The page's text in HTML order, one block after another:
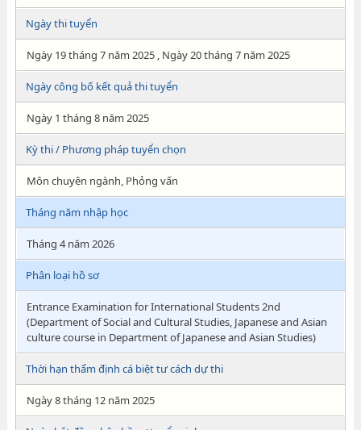
Ngày thi tuyển
Ngày 19 tháng 7 năm 2025 , Ngày 20 tháng 7 năm 2025
Ngày công bố kết quả thi tuyển
Ngày 1 tháng 8 năm 2025
Kỳ thi / Phương pháp tuyển chọn
Môn chuyên ngành, Phỏng vấn
Tháng năm nhập học
Tháng 4 năm 2026
Phân loại hồ sơ
Entrance Examination for International Students 2nd
(Department of Social and Cultural Studies, Japanese and Asian
culture course in Department of Japanese and Asian Studies)
Thời hạn thẩm định cá biệt tư cách dự thi
Ngày 8 tháng 12 năm 2025